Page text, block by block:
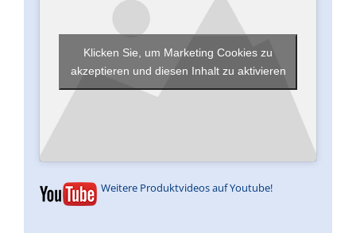
Klicken Sie, um Marketing Cookies zu
akzeptieren und diesen Inhalt zu aktivieren
Weitere Produktvideos auf Youtube!